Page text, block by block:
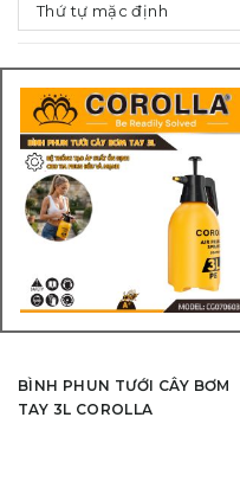
Thứ tự mặc định
BÌNH PHUN TƯỚI CÂY BƠM
TAY 3L COROLLA